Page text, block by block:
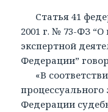
Статья 41
2001 г. № 73-ФЗ
экспертной
Федерации”
«В
процессуального
Федерации